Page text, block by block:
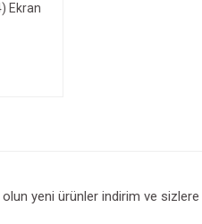
Ekran
olun yeni ürünler indirim ve